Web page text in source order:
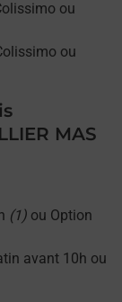
ou
ou
MAS
(1) ou Option
avant 10h ou